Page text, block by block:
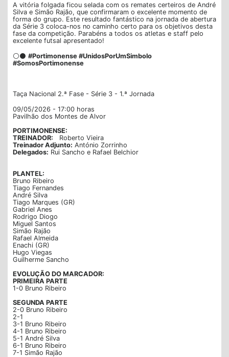
A vitória folgada ficou selada com os remates certeiros de André
Silva e Simão Rajão, que confirmaram o excelente momento de
forma do grupo. Este resultado fantástico na jornada de abertura
da Série 3 coloca-nos no caminho certo para os objetivos desta
fase da competição. Parabéns a todos os atletas e staff pelo
excelente futsal apresentado!
⚪⚫ #Portimonense #UnidosPorUmSimbolo
#SomosPortimonense
Taça Nacional 2.ª Fase - Série 3 - 1.ª Jornada
09/05/2026 - 17:00 horas
Pavilhão dos Montes de Alvor
PORTIMONENSE:
TREINADOR: Roberto Vieira
Treinador Adjunto: António Zorrinho
Delegados: Rui Sancho e Rafael Belchior
PLANTEL:
Bruno Ribeiro
Tiago Fernandes
André Silva
Tiago Marques (GR)
Gabriel Anes
Rodrigo Diogo
Miguel Santos
Simão Rajão
Rafael Almeida
Enachi (GR)
Hugo Viegas
Guilherme Sancho
EVOLUÇÃO DO MARCADOR:
PRIMEIRA PARTE
1-0 Bruno Ribeiro
SEGUNDA PARTE
2-0 Bruno Ribeiro
2-1
3-1 Bruno Ribeiro
4-1 Bruno Ribeiro
5-1 André Silva
6-1 Bruno Ribeiro
7-1 Simão Rajão